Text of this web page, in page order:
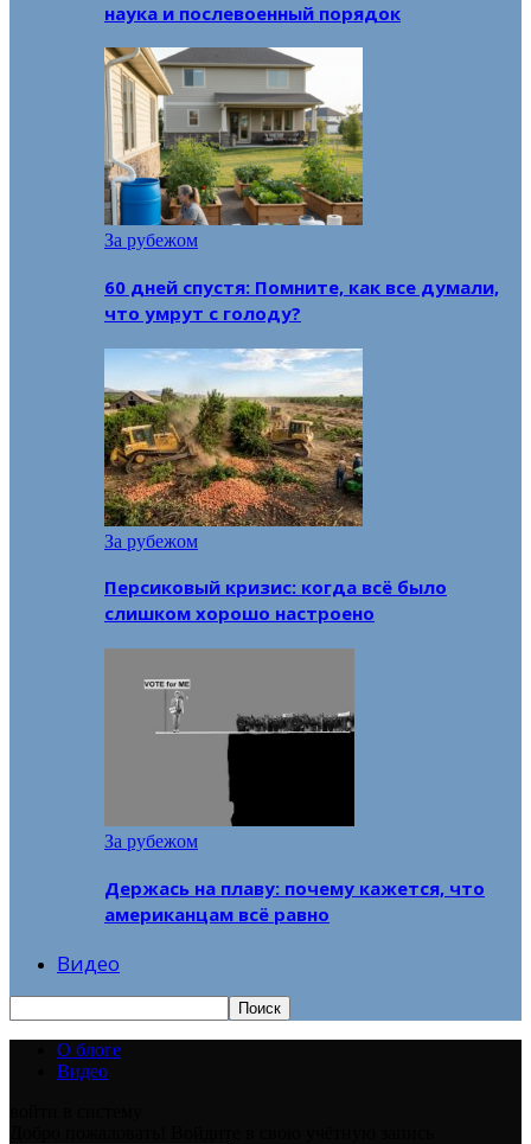
наука и послевоенный порядок
За рубежом
60 дней спустя: Помните, как все думали,
что умрут с голоду?
За рубежом
Персиковый кризис: когда всё было
слишком хорошо настроено
За рубежом
Держась на плаву: почему кажется, что
американцам всё равно
Видео
О блоге
Видео